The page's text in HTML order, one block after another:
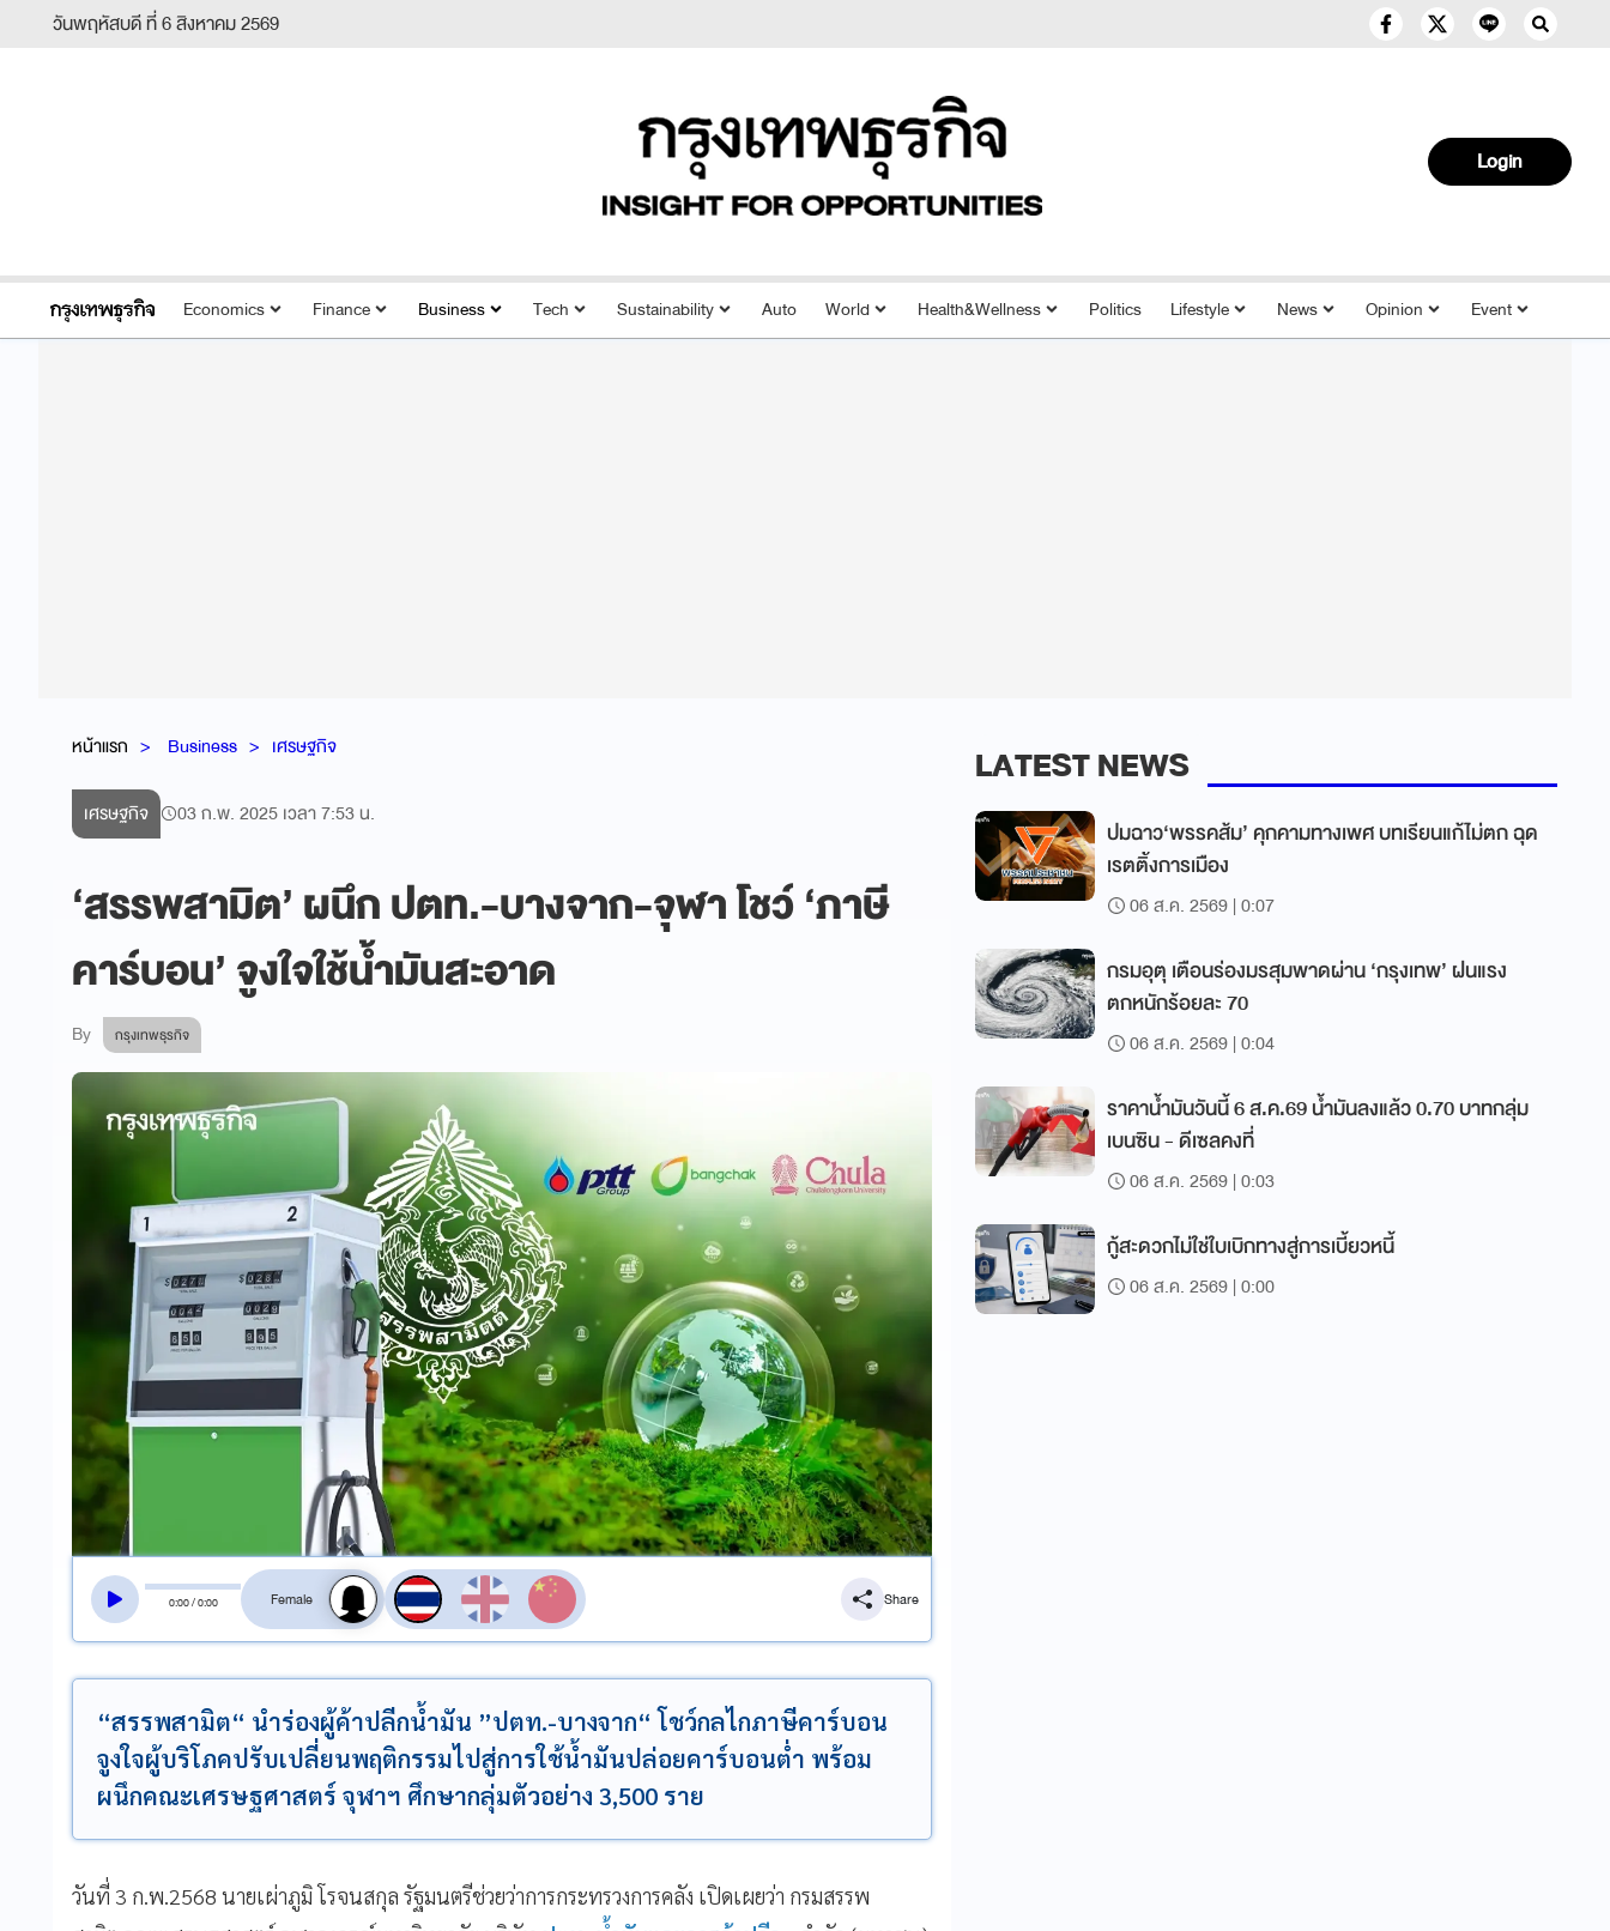
วันพฤหัสบดี ที่ 6 สิงหาคม 2569
Login
Economics Finance Business Tech Sustainability Auto World Health&Wellness Politics Lifestyle News Opinion Event
หน้าแรก Business เศรษฐกิจ
เศรษฐกิจ 03 ก.พ. 2025 เวลา 7:53 น.
‘สรรพสามิต’ ผนึก ปตท.-บางจาก-จุฬา โชว์ ‘ภาษี
คาร์บอน’ จูงใจใช้น้ำมันสะอาด
By กรุงเทพธุรกิจ
0:00/0:00
สลับเสียงอ่าน
Share
“สรรพสามิต“ นำร่องผู้ค้าปลีกน้ำมัน ”ปตท.-บางจาก“ โชว์กลไกภาษีคาร์บอน
จูงใจผู้บริโภคปรับเปลี่ยนพฤติกรรมไปสู่การใช้น้ำมันปล่อยคาร์บอนต่ำ พร้อม
ผนึกคณะเศรษฐศาสตร์ จุฬาฯ ศึกษากลุ่มตัวอย่าง 3,500 ราย
วันที่ 3 ก.พ.2568 นายเผ่าภูมิ โรจนสกุล รัฐมนตรีช่วยว่าการกระทรวงการคลัง เปิดเผยว่า กรมสรรพ
LATEST NEWS
ปมฉาว‘พรรคส้ม’ คุกคามทางเพศ บทเรียนแก้ไม่ตก ฉุด
เรตติ้งการเมือง
06 ส.ค. 2569 | 0:07
กรมอุตุ เตือนร่องมรสุมพาดผ่าน ‘กรุงเทพ’ ฝนแรง
ตกหนักร้อยละ 70
06 ส.ค. 2569 | 0:04
ราคาน้ำมันวันนี้ 6 ส.ค.69 น้ำมันลงแล้ว 0.70 บาทกลุ่ม
เบนซิน - ดีเซลคงที่
06 ส.ค. 2569 | 0:03
กู้สะดวกไม่ใช่ใบเบิกทางสู่การเบี้ยวหนี้
06 ส.ค. 2569 | 0:00